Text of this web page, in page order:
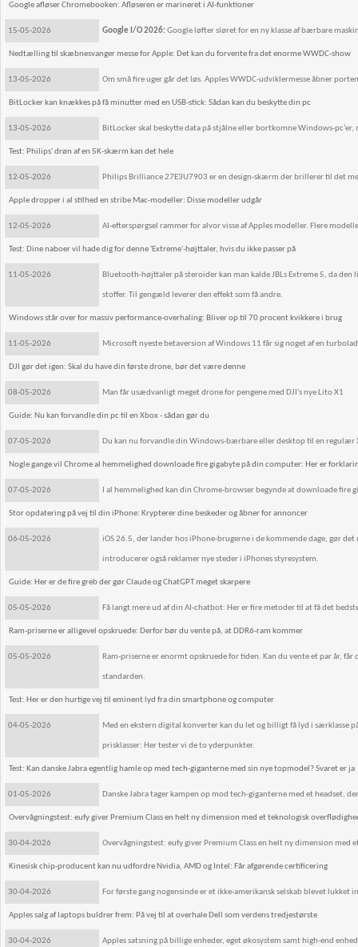
Google afløser Chromebooken: Afløseren er marineret i AI-funktioner
15-05-2026 Google I/O 2026:Google løfter sløret for en ny klasse af bærbare
Nedtælling til skæbnesvanger messe for Apple: Det kan du forvente fra det enorme WWDC-show
13-05-2026 Om små fire uger går det løs. Apples WWDC-udviklermesse åbner
BitLocker kan knækkes på få minutter med en USB-stick: Sådan kan du beskytte din pc
13-05-2026 BitLocker skal beskytte data på stjålne eller bortkomne Windows-pc’er,
Test: Philips' drøn af en 5K-skærm kan det hele
12-05-2026 Philips Brilliance 27E3U7903 er en design-skærm der brillerer til det
Apple dropper i al stilhed en stribe Mac-modeller: Disse modeller udgår
12-05-2026 AI-efterspørgsel rammer for alvor visse af Apples modeller. Flere
Test: Dine naboer vil hade dig for denne 'Extreme'-højttaler, hvis du ikke passer på
11-05-2026 Bluetooth-højttaler på steroider kan man kalde JBLs Extreme 5, da
stoffer. Til gengæld leverer den effekt som få andre.
Windows står over for massiv performance-overhaling: Bliver op til 70 procent kvikkere i brug
11-05-2026 Microsoft nyeste betaversion af Windows 11 får sig noget af en
DJI gør det igen: Skal du have din første drone, bør det være denne
08-05-2026 Man får usædvanligt meget drone for pengene med DJI's nye Lito X1
Guide: Nu kan forvandle din pc til en Xbox - sådan gør du
07-05-2026 Du kan nu forvandle din Windows-bærbare eller desktop til en
Nogle gange vil Chrome al hemmelighed downloade fire gigabyte på din computer: Her er
07-05-2026 I al hemmelighed kan din Chrome-browser begynde at downloade fire
Stor opdatering på vej til din iPhone: Krypterer dine beskeder og åbner for annoncer
06-05-2026 iOS 26.5, der lander hos iPhone-brugerne i de kommende dage, gør
introducerer også reklamer nye steder i iPhones styresystem.
Guide: Her er de fire greb der gør Claude og ChatGPT meget skarpere
05-05-2026 Få langt mere ud af din AI-chatbot: Her er fire metoder til at få det
Ram-priserne er alligevel opskruede: Derfor bør du vente på, at DDR6-ram kommer
05-05-2026 Ram-priserne er enormt opskruede for tiden. Kan du vente et par år,
standarden.
Test: Her er den hurtige vej til eminent lyd fra din smartphone og computer
04-05-2026 Med en ekstern digital konverter kan du let og billigt få lyd i særklasse
prisklasser: Her tester vi de to yderpunkter.
Test: Kan danske Jabra egentlig hamle op med tech-giganterne med sin nye topmodel? Svaret er ja
01-05-2026 Danske Jabra tager kampen op mod tech-giganterne med et headset,
Overvågningstest: eufy giver Premium Class en helt ny dimension med et teknologisk
30-04-2026 Overvågningstest: eufy giver Premium Class en helt ny dimension
Kinesisk chip-producent kan nu udfordre Nvidia, AMD og Intel: Får afgørende certificering
30-04-2026 For første gang nogensinde er et ikke-amerikansk selskab blevet
Apples salg af laptops buldrer frem: På vej til at overhale Dell som verdens tredjestørste
30-04-2026 Apples satsning på billige enheder, eget økosystem samt high-end